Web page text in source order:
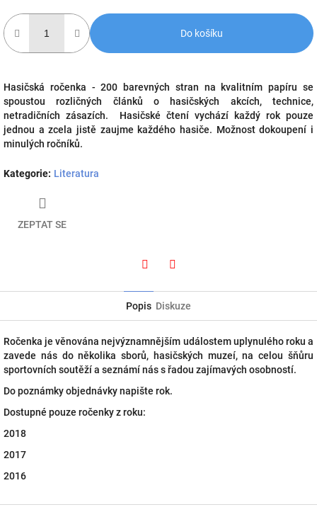
Do košíku
Hasičská ročenka -200 barevných stran na kvalitním papíru se
spoustou rozličných článků o hasičských akcích, technice,
netradičních zásazích. Hasičské čtení vychází každý rok pouze
jednou a zcela jistě zaujme každého hasiče. Možnost dokoupení i
minulých ročníků.
Kategorie: Literatura
ZEPTAT SE
Popis Diskuze
Ročenka je věnována nejvýznamnějším událostem uplynulého roku a
zavede nás do několika sborů, hasičských muzeí, na celou šňůru
sportovních soutěží a seznámí nás s řadou zajímavých osobností.
Do poznámky objednávky napište rok.
Dostupné pouze ročenky z roku:
2018
2017
2016